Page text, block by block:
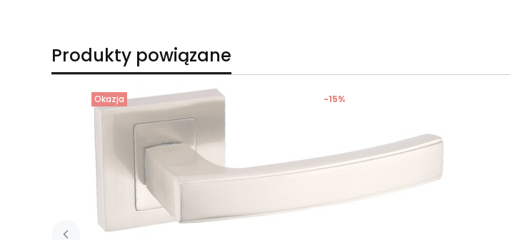
Produkty powiązane
Okazja -15%